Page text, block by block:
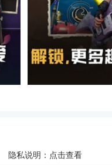
隐私说明： 点击查看